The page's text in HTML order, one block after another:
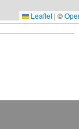
Leaflet | ©